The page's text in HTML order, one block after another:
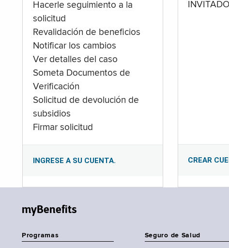
Hacerle seguimiento a la
solicitud
Revalidación de beneficios
Notificar los cambios
Ver detalles del caso
Someta Documentos de
Verificación
Solicitud de devolución de
subsidios
Firmar solicitud
INGRESE A SU CUENTA. CREAR
myBenefits
Programas Seguro de Salud